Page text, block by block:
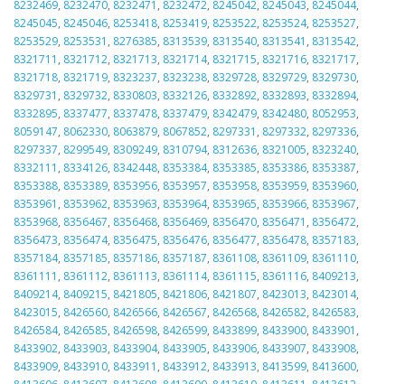
8232469, 8232470, 8232471 , 8232472, 8245042, 8245043, 8245044,
8245045, 8245046, 8253418, 8253419, 8253522, 8253524, 8253527,
8253529, 8253531 , 8276385, 8313539, 8313540, 8313541 , 8313542,
8321711 , 8321712, 8321713, 8321714, 8321715, 8321716, 8321717,
8321718, 8321719, 8323237, 8323238, 8329728, 8329729, 8329730,
8329731 , 8329732, 8330803, 8332126, 8332892, 8332893, 8332894,
8332895, 8337477, 8337478, 8337479, 8342479, 8342480, 8052953,
8059147, 8062330, 8063879, 8067852, 8297331 , 8297332, 8297336,
8297337, 8299549, 8309249, 8310794, 8312636, 8321005, 8323240,
8332111 , 8334126, 8342448, 8353384, 8353385, 8353386, 8353387,
8353388, 8353389, 8353956, 8353957, 8353958, 8353959, 8353960,
8353961 , 8353962, 8353963, 8353964, 8353965, 8353966, 8353967,
8353968, 8356467, 8356468, 8356469, 8356470, 8356471 , 8356472,
8356473, 8356474, 8356475, 8356476, 8356477, 8356478, 8357183,
8357184, 8357185, 8357186, 8357187, 8361108, 8361109, 8361110,
8361111 , 8361112, 8361113, 8361114, 8361115, 8361116, 8409213,
8409214, 8409215, 8421805, 8421806, 8421807, 8423013, 8423014,
8423015, 8426560, 8426566, 8426567, 8426568, 8426582, 8426583,
8426584, 8426585, 8426598, 8426599, 8433899, 8433900, 8433901 ,
8433902, 8433903, 8433904, 8433905, 8433906, 8433907, 8433908,
8433909, 8433910, 8433911 , 8433912, 8433913, 8413599, 8413600,